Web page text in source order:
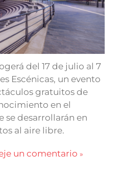
del 17 de julio al 7
Escénicas, un evento
gratuitos de
en el
se desarrollarán en
al aire libre.
un comentario